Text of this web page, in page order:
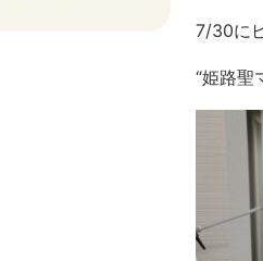
7/30に
“姫路聖